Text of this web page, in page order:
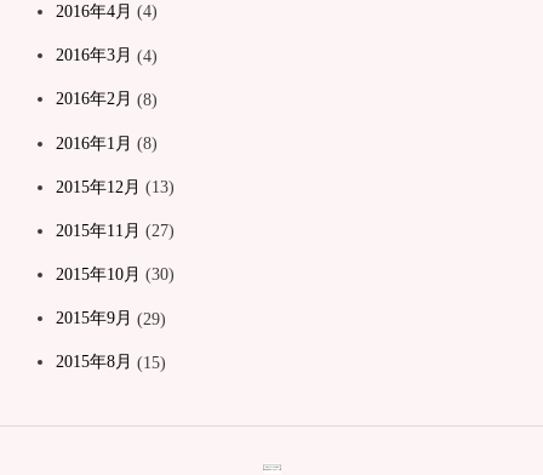
2016年4月 (4)
2016年3月 (4)
2016年2月 (8)
2016年1月 (8)
2015年12月 (13)
2015年11月 (27)
2015年10月 (30)
2015年9月 (29)
2015年8月 (15)